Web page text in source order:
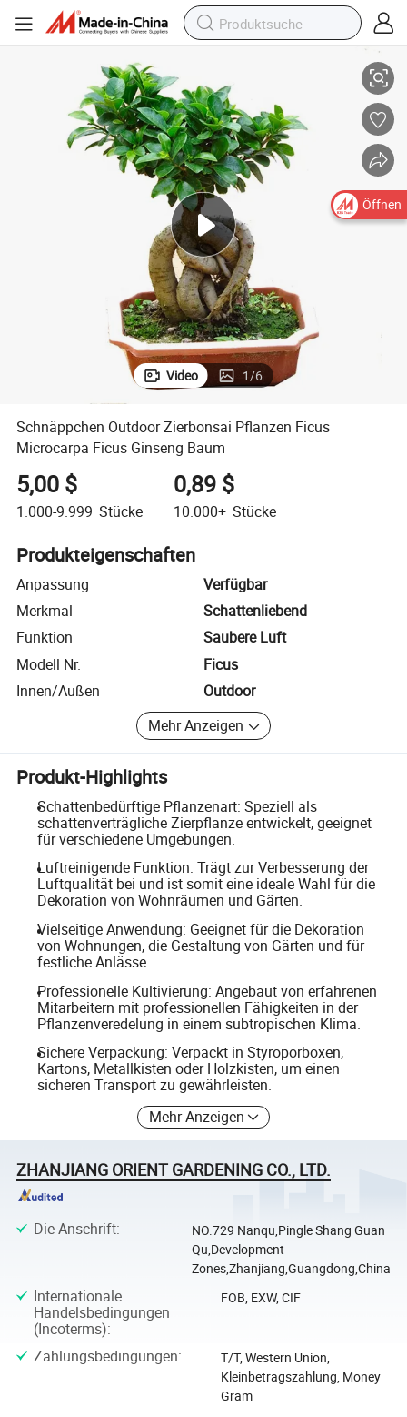
Schnäppchen Outdoor Zierbonsai Pflanzen Ficus Microcarpa Ficus
Video 1/6
Schnäppchen Outdoor Zierbonsai Pflanzen Ficus
Microcarpa Ficus Ginseng Baum
5,00 $
1.000-9.999 Stücke
0,89 $
10.000+ Stücke
Produkteigenschaften
Anpassung
Verfügbar
Merkmal
Schattenliebend
Funktion
Saubere Luft
Modell Nr.
Ficus
Innen/Außen
Outdoor
Mehr Anzeigen
Produkt-Highlights
Schattenbedürftige Pflanzenart: Speziell als
schattenverträgliche Zierpflanze entwickelt, geeignet
für verschiedene Umgebungen.
Luftreinigende Funktion: Trägt zur Verbesserung der
Luftqualität bei und ist somit eine ideale Wahl für die
Dekoration von Wohnräumen und Gärten.
Vielseitige Anwendung: Geeignet für die Dekoration
von Wohnungen, die Gestaltung von Gärten und für
festliche Anlässe.
Professionelle Kultivierung: Angebaut von erfahrenen
Mitarbeitern mit professionellen Fähigkeiten in der
Pflanzenveredelung in einem subtropischen Klima.
Sichere Verpackung: Verpackt in Styroporboxen,
Kartons, Metallkisten oder Holzkisten, um einen
sicheren Transport zu gewährleisten.
Mehr Anzeigen
ZHANJIANG ORIENT GARDENING CO., LTD.
Die Anschrift:
NO.729 Nanqu,Pingle Shang Guan
Qu,Development
Zones,Zhanjiang,Guangdong,China
Internationale
Handelsbedingungen
(Incoterms):
FOB, EXW, CIF
Zahlungsbedingungen:
T/T, Western Union,
Kleinbetragszahlung, Money
Gram
Öffnen